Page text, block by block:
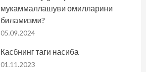
мукаммаллашуви омилларини
биламизми?
05.09.2024
Касбнинг таги насиба
01.11.2023